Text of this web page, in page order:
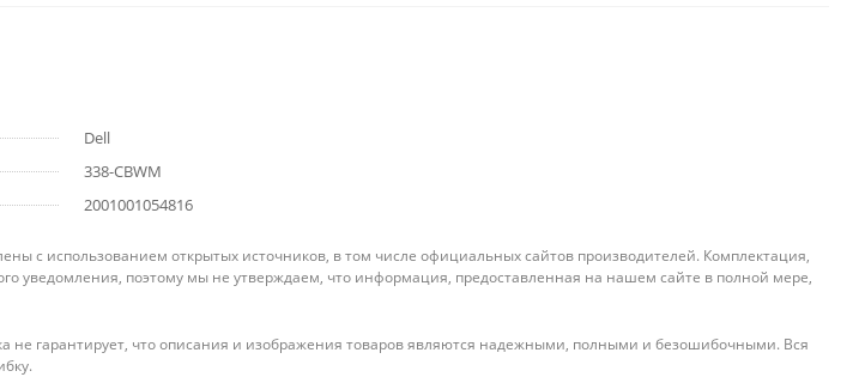
Dell
338-CBWM
2001001054816
с использованием открытых источников, в том числе официальных сайтов производителей. Комплектация,
уведомления, поэтому мы не утверждаем, что информация, предоставленная на нашем сайте в полной мере,
не гарантирует, что описания и изображения товаров являются надежными, полными и безошибочными. Вся